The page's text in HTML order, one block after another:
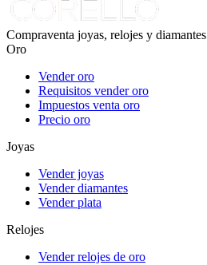
Compraventa joyas, relojes y diamantes
Oro
Vender oro
Requisitos vender oro
Impuestos venta oro
Precio oro
Joyas
Vender joyas
Vender diamantes
Vender plata
Relojes
Vender relojes de oro